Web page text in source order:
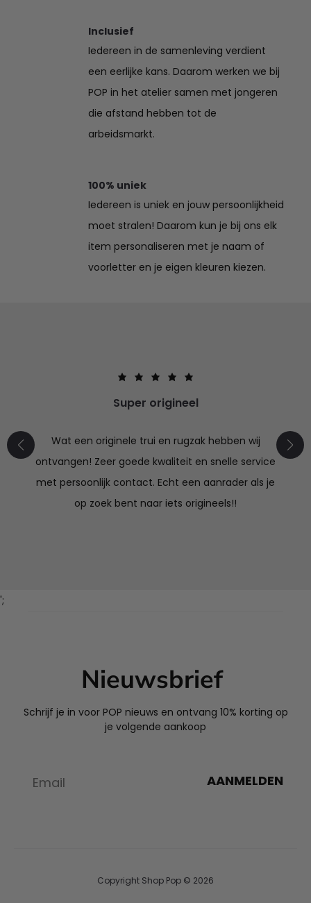
Inclusief
Iedereen in de samenleving verdient
een eerlijke kans. Daarom werken we bij
POP in het atelier samen met jongeren
die afstand hebben tot de
arbeidsmarkt.
100% uniek
Iedereen is uniek en jouw persoonlijkheid
moet stralen! Daarom kun je bij ons elk
item personaliseren met je naam of
voorletter en je eigen kleuren kiezen.
Super origineel
Wat een originele trui en rugzak hebben wij
ontvangen! Zeer goede kwaliteit en snelle service
met persoonlijk contact. Echt een aanrader als je
op zoek bent naar iets origineels!!
';
Nieuwsbrief
Schrijf je in voor POP nieuws en ontvang 10% korting op
je volgende aankoop
AANMELDEN
Copyright Shop Pop © 2026